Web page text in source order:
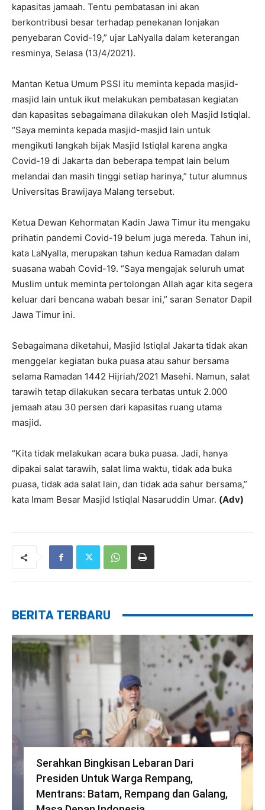
kapasitas jamaah. Tentu pembatasan ini akan
berkontribusi besar terhadap penekanan lonjakan
penyebaran Covid-19,” ujar LaNyalla dalam keterangan
resminya, Selasa (13/4/2021).
Mantan Ketua Umum PSSI itu meminta kepada masjid-
masjid lain untuk ikut melakukan pembatasan kegiatan
dan kapasitas sebagaimana dilakukan oleh Masjid Istiqlal.
“Saya meminta kepada masjid-masjid lain untuk
mengikuti langkah bijak Masjid Istiqlal karena angka
Covid-19 di Jakarta dan beberapa tempat lain belum
melandai dan masih tinggi setiap harinya,” tutur alumnus
Universitas Brawijaya Malang tersebut.
Ketua Dewan Kehormatan Kadin Jawa Timur itu mengaku
prihatin pandemi Covid-19 belum juga mereda. Tahun ini,
kata LaNyalla, merupakan tahun kedua Ramadan dalam
suasana wabah Covid-19. “Saya mengajak seluruh umat
Muslim untuk meminta pertolongan Allah agar kita segera
keluar dari bencana wabah besar ini,” saran Senator Dapil
Jawa Timur ini.
Sebagaimana diketahui, Masjid Istiqlal Jakarta tidak akan
menggelar kegiatan buka puasa atau sahur bersama
selama Ramadan 1442 Hijriah/2021 Masehi. Namun, salat
tarawih tetap dilakukan secara terbatas untuk 2.000
jemaah atau 30 persen dari kapasitas ruang utama
masjid.
“Kita tidak melakukan acara buka puasa. Jadi, hanya
dipakai salat tarawih, salat lima waktu, tidak ada buka
puasa, tidak ada salat lain, dan tidak ada sahur bersama,”
kata Imam Besar Masjid Istiqlal Nasaruddin Umar. (Adv)
BERITA TERBARU
Serahkan Bingkisan Lebaran Dari
Presiden Untuk Warga Rempang,
Mentrans: Batam, Rempang dan Galang,